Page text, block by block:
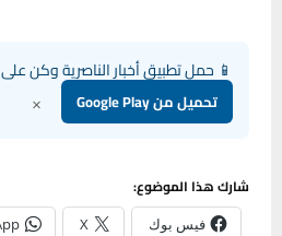
📱 حمل تطبيق أخبار الناصرية وكن
تحميل من Google Play ×
شارك هذا الموضوع:
فيس بوك X